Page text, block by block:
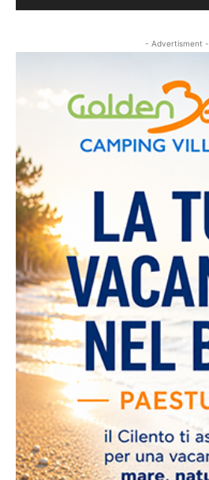
- Advertisment -